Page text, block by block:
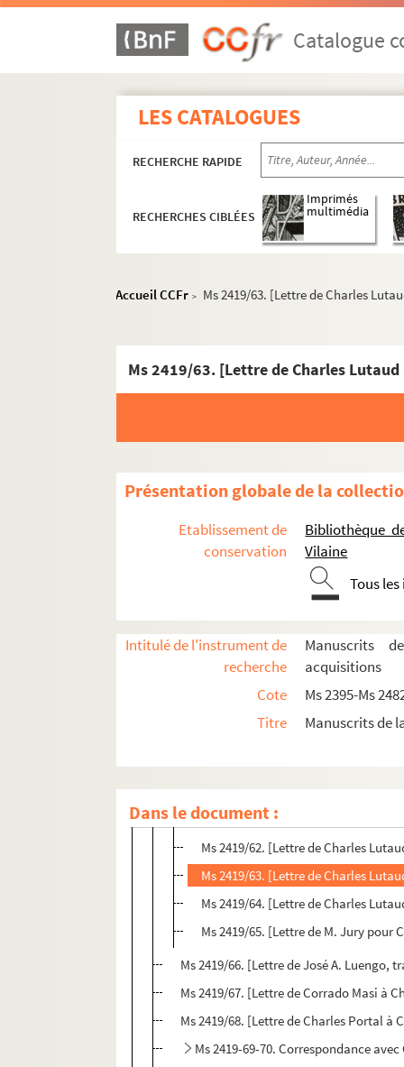
Catalogue
LES CATALOGUES
RECHERCHE RAPIDE
RECHERCHES CIBLÉES
Imprimés
multimédia
Accueil CCFr > Ms 2419/63. [Lettre de Charles
Ms 2419/63. [Lettre de Charles Lutaud
Présentation globale de la
Etablissement de
conservation
Bibliothèque
Vilaine
Tous
Intitulé de l'instrument de
recherche
Manuscrits
acquisitions
Cote
Ms 2395-Ms
Titre
Manuscrits de
Dans le document :
Ms 2402. Une description de Fougères
Ms 2403-Ms 2420. Fonds Charles Géniaux
Ms 2419/01-84. Correspondance adressée
Ms 2419/01. [Lettre de Réginald
Ms 2419/02. [Lettre de Mme Bach
Ms 2419/03. [Lettre de Victor Bérard,
Ms 2419/04-06. Correspondance
Ms 2419/07. [Lettre de Madame
Ms 2419/33. [Carte postale envoyée par
Ms 2419/34. [Lettre de C. de Baillet de
Ms 2419/43-44. Correspondance
Ms 2419/45-46. Correspondance
Ms 2419/47-52. Correspondance
Ms 2419/53. Deux lettres de Jean-
Ms 2419/54-65. Correspondance avec
Ms 2419/54. [Lettre de Charles
Ms 2419/55. [Lettre de Charles
Ms 2419/56. [Lettre de Charles
Ms 2419/59. [Lettre de Charles
Ms 2419/60. [Lettre de Charles
Ms 2419/61. [Lettre de Charles
Ms 2419/62. [Lettre de Charles
Ms 2419/63. [Lettre de Charles
Ms 2419/64. [Lettre de Charles
Ms 2419/65. [Lettre de M. Jury pour
Ms 2419/66. [Lettre de José A. Luengo,
Ms 2419/67. [Lettre de Corrado Masi à
Ms 2419/68. [Lettre de Charles Portal à
Ms 2419-69-70. Correspondance